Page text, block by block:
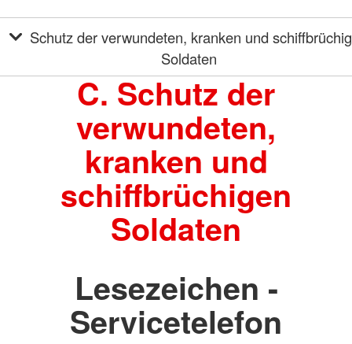
Soldaten
C. Schutz der
verwundeten,
kranken und
schiffbrüchigen
Soldaten
Lesezeichen -
Servicetelefon